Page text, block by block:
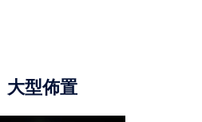
大型佈置